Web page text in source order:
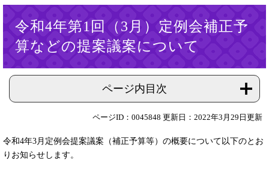
へ
令和4年第1回（3月）定例会補正予
算などの提案議案について
ページ内目次
ページID：0045848 更新日：2022年3月29日更新
令和4年3月定例会提案議案（補正予算等）の概要について以下のとお
りお知らせします。